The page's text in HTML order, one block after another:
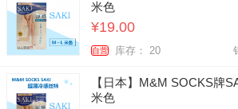
米色
¥19.00
自营 库存： 20
【日本】M&M SOCKS牌
米色